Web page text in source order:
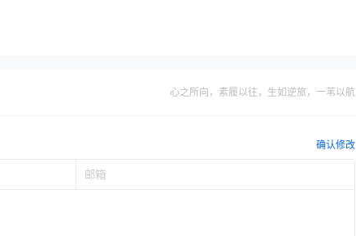
心之所向，素履以往，生如逆旅，一苇以航
确认修改